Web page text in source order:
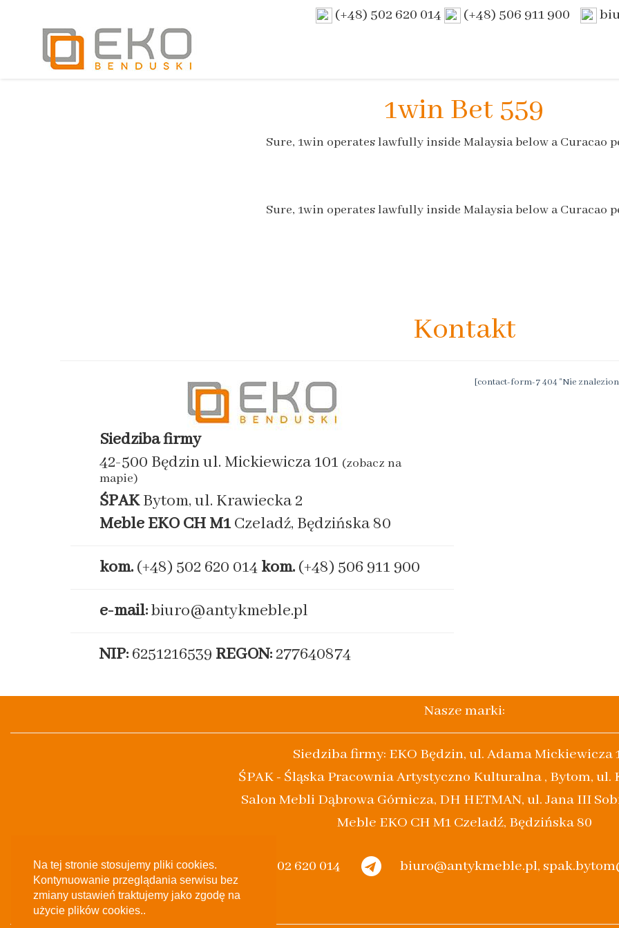
Na tej stronie stosujemy pliki cookies.
Kontynuowanie przeglądania serwisu bez
zmiany ustawień traktujemy jako zgodę na
użycie plików cookies..
(+48) 502 620 014 (+48) 506 911 900
1win Bet 559
Sure, 1win operates lawfully inside Malaysia below a Curacao
Sure, 1win operates lawfully inside Malaysia below a Curacao
Kontakt
Siedziba firmy
42-500 Będzin ul. Mickiewicza 101 (zobacz na
mapie)
ŚPAKBytom, ul. Krawiecka 2
Meble EKO CH M1Czeladź, Będzińska 80
kom. (+48) 502 620 014 kom. (+48) 506 911 900
e-mail:biuro@antykmeble.pl
NIP: 6251216539 REGON: 277640874
[contact-form-7 404 "Nie
Nasze marki:
Siedziba firmy: EKO Będzin, ul. Adama Mickiewicza
ŚPAK - Śląska Pracownia Artystyczno Kulturalna , Bytom, ul.
Salon Mebli Dąbrowa Górnicza, DH HETMAN, ul. Jana III
Meble EKO CH M1 Czeladź, Będzińska 80
(+48) 502 620 014 biuro@antykmeble.pl,